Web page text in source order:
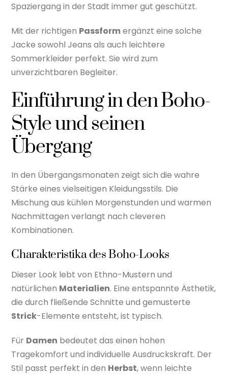
Spaziergang in der Stadt immer gut geschützt.
Mit der richtigen Passformergänzt eine solche
Jacke sowohl Jeans als auch leichtere
Sommerkleider perfekt. Sie wird zum
unverzichtbaren Begleiter.
Einführung in den Boho-
Style und seinen
Übergang
In den Übergangsmonaten zeigt sich die wahre
Stärke eines vielseitigen Kleidungsstils. Die
Mischung aus kühlen Morgenstunden und warmen
Nachmittagen verlangt nach cleveren
Kombinationen.
Charakteristika des Boho-Looks
Dieser Look lebt von Ethno-Mustern und
natürlichen Materialien. Eine entspannte Ästhetik,
die durch fließende Schnitte und gemusterte
Strick-Elemente entsteht, ist typisch.
Für Damen bedeutet das einen hohen
Tragekomfort und individuelle Ausdruckskraft. Der
Stil passt perfekt in den Herbst, wenn leichte